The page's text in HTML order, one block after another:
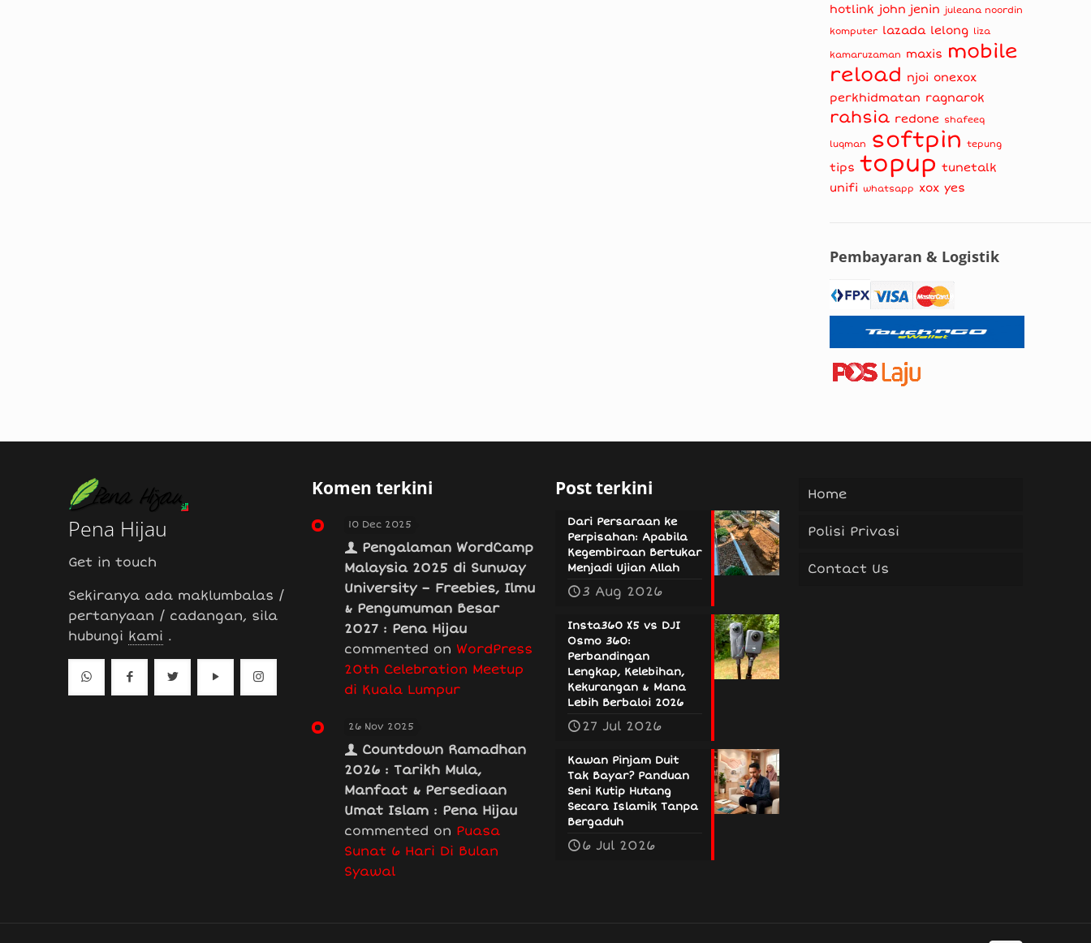
hotlink john jenin
juleana noordin
komputer lazada lelong liza
kamaruzaman maxis mobile
reload njoi onexox
perkhidmatan ragnarok
rahsia redone shafeeq
luqman softpin tepung
tips topup tunetalk
unifi whatsapp xox yes
Pembayaran & Logistik
Pena Hijau
Get in touch
Sekiranya ada maklumbalas /
pertanyaan / cadangan, sila
hubungi kami .
Komen terkini
10 Dec 2025
Pengalaman WordCamp
Malaysia 2025 di Sunway
University – Freebies, Ilmu
& Pengumuman Besar
2027 : Pena Hijau
commented on WordPress
20th Celebration Meetup
di Kuala Lumpur
26 Nov 2025
Countdown Ramadhan
2026 : Tarikh Mula,
Manfaat & Persediaan
Umat Islam : Pena Hijau
commented on Puasa
Sunat 6 Hari Di Bulan
Syawal
Post terkini
Dari Persaraan ke
Perpisahan: Apabila
Kegembiraan Bertukar
Menjadi Ujian Allah
3 Aug 2026
Insta360 X5 vs DJI
Osmo 360:
Perbandingan
Lengkap, Kelebihan,
Kekurangan & Mana
Lebih Berbaloi 2026
27 Jul 2026
Kawan Pinjam Duit
Tak Bayar? Panduan
Seni Kutip Hutang
Secara Islamik Tanpa
Bergaduh
6 Jul 2026
Home
Polisi Privasi
Contact Us